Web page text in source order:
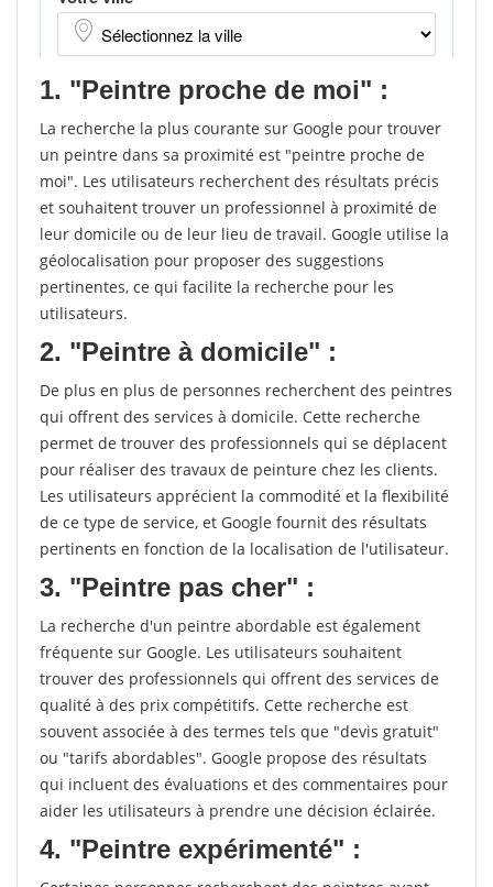
1. "Peintre proche de moi" :
La recherche la plus courante sur Google pour trouver
un peintre dans sa proximité est "peintre proche de
moi". Les utilisateurs recherchent des résultats précis
et souhaitent trouver un professionnel à proximité de
leur domicile ou de leur lieu de travail. Google utilise la
géolocalisation pour proposer des suggestions
pertinentes, ce qui facilite la recherche pour les
utilisateurs.
2. "Peintre à domicile" :
De plus en plus de personnes recherchent des peintres
qui offrent des services à domicile. Cette recherche
permet de trouver des professionnels qui se déplacent
pour réaliser des travaux de peinture chez les clients.
Les utilisateurs apprécient la commodité et la flexibilité
de ce type de service, et Google fournit des résultats
pertinents en fonction de la localisation de l'utilisateur.
3. "Peintre pas cher" :
La recherche d'un peintre abordable est également
fréquente sur Google. Les utilisateurs souhaitent
trouver des professionnels qui offrent des services de
qualité à des prix compétitifs. Cette recherche est
souvent associée à des termes tels que "devis gratuit"
ou "tarifs abordables". Google propose des résultats
qui incluent des évaluations et des commentaires pour
aider les utilisateurs à prendre une décision éclairée.
4. "Peintre expérimenté" :